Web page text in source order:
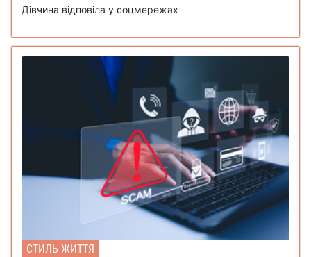
Дівчина відповіла у соцмережах
СТИЛЬ ЖИТТЯ